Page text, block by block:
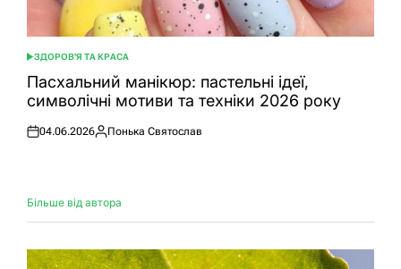
ОПУБЛІКУВАТИ
У
ЗДОРОВ'Я ТА КРАСА
Пасхальний манікюр: пастельні ідеї,
символічні мотиви та техніки 2026 року
Оприлюднено
04.06.2026
Опубліковано
Понька Святослав
Більше від автора